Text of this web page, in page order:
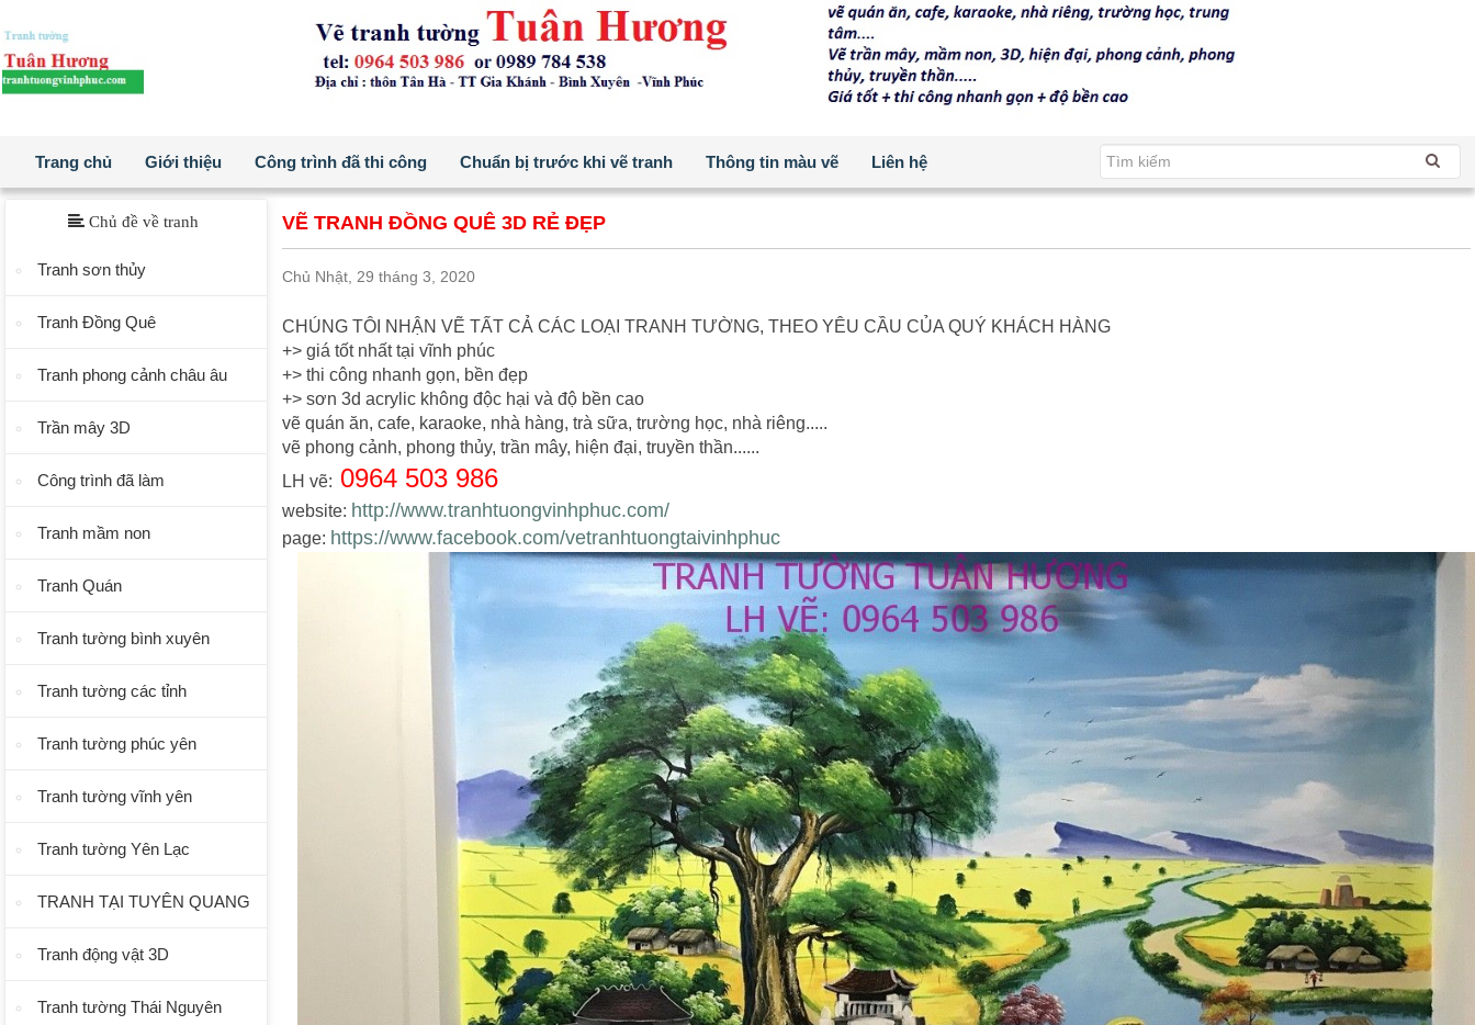
Trang chủ Giới thiệu Công trình đã thi công Chuẩn bị trước khi vẽ tranh Thông tin màu vẽ Liên hệ
VẼ TRANH ĐỒNG QUÊ 3D RẺ ĐẸP
Chủ Nhật, 29 tháng 3, 2020
CHÚNG TÔI NHẬN VẼ TẤT CẢ CÁC LOẠI TRANH TƯỜNG, THEO YÊU CẦU CỦA QUÝ KHÁCH HÀNG
+> giá tốt nhất tại vĩnh phúc
+> thi công nhanh gọn, bền đẹp
+> sơn 3d acrylic không độc hại và độ bền cao
vẽ quán ăn, cafe, karaoke, nhà hàng, trà sữa, trường học, nhà riêng.....
vẽ phong cảnh, phong thủy, trần mây, hiện đại, truyền thần......
LH vẽ: 0964 503 986
website: http://www.tranhtuongvinhphuc.com/
page: https://www.facebook.com/vetranhtuongtaivinhphuc
Chủ đề về tranh
Tranh sơn thủy
Tranh Đồng Quê
Tranh phong cảnh châu âu
Trần mây 3D
Công trình đã làm
Tranh mầm non
Tranh Quán
Tranh tường bình xuyên
Tranh tường các tỉnh
Tranh tường phúc yên
Tranh tường vĩnh yên
Tranh tường Yên Lạc
TRANH TẠI TUYÊN QUANG
Tranh động vật 3D
Tranh tường Thái Nguyên